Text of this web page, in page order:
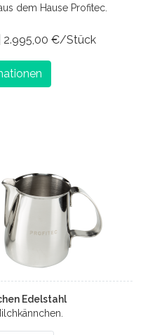
dem Hause Profitec.
2.995,00 €/Stück
Edelstahl